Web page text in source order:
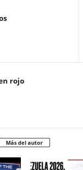
rojo
Más del autor